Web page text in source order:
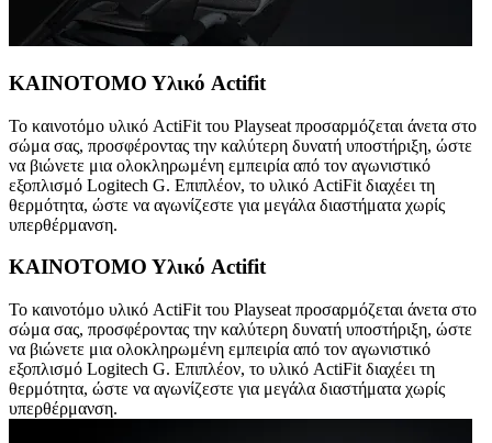
ΚΑΙΝΟΤΟΜΟ Υλικό Actifit
Το καινοτόμο υλικό ActiFit του Playseat προσαρμόζεται άνετα στο
σώμα σας, προσφέροντας την καλύτερη δυνατή υποστήριξη, ώστε
να βιώνετε μια ολοκληρωμένη εμπειρία από τον αγωνιστικό
εξοπλισμό Logitech G. Επιπλέον, το υλικό ActiFit διαχέει τη
θερμότητα, ώστε να αγωνίζεστε για μεγάλα διαστήματα χωρίς
υπερθέρμανση.
ΚΑΙΝΟΤΟΜΟ Υλικό Actifit
Το καινοτόμο υλικό ActiFit του Playseat προσαρμόζεται άνετα στο
σώμα σας, προσφέροντας την καλύτερη δυνατή υποστήριξη, ώστε
να βιώνετε μια ολοκληρωμένη εμπειρία από τον αγωνιστικό
εξοπλισμό Logitech G. Επιπλέον, το υλικό ActiFit διαχέει τη
θερμότητα, ώστε να αγωνίζεστε για μεγάλα διαστήματα χωρίς
υπερθέρμανση.